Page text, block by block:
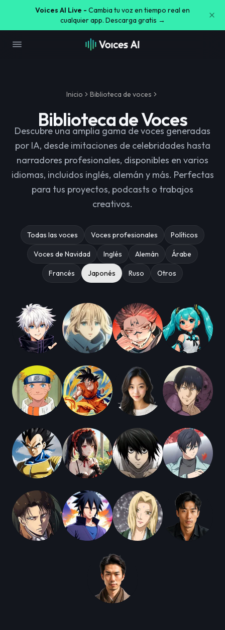
Voices AI Live - Cambia tu voz en tiempo real en
cualquier app. Descarga gratis →
Inicio Biblioteca de voces
Biblioteca de Voces
Descubre una amplia gama de voces generadas
por IA, desde imitaciones de celebridades hasta
narradores profesionales, disponibles en varios
idiomas, incluidos inglés, alemán y más. Perfectas
para tus proyectos, podcasts o trabajos
creativos.
Todas las voces Voces profesionales Políticos
Voces de Navidad Inglés Alemán Árabe
Francés Japonés Ruso Otros